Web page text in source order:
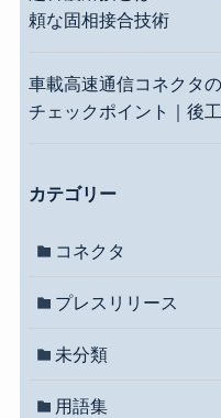
頼な固相接合技術
車載高速通信コネクタ
チェックポイント｜後
カテゴリー
コネクタ
プレスリリース
未分類
用語集